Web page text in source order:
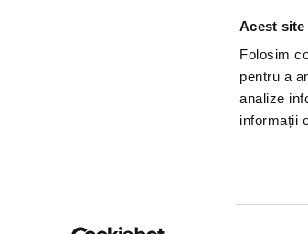
Acest
Folosim
pentru a
analize
informații
Calendarul evenimentelor
Bilete.ro